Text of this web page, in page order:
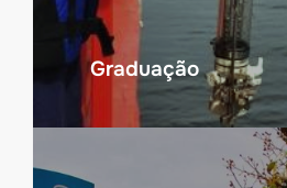
Graduação